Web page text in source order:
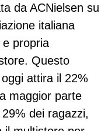
da ACNielsen su
italiana
propria
Questo
attira il 22%
maggior parte
dei ragazzi,